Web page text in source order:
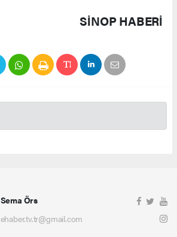
SINOP HABERİ
Sema Örs
ehaber.tv.tr@gmail.com